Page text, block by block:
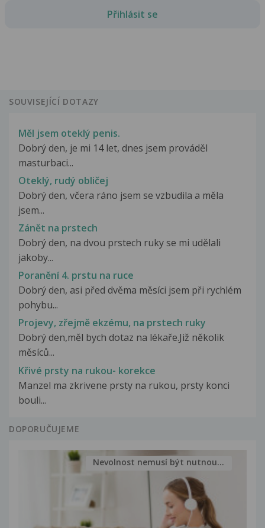
Přihlásit se
SOUVISEJÍCÍ DOTAZY
Měl jsem oteklý penis.
Dobrý den, je mi 14 let, dnes jsem prováděl
masturbaci...
Oteklý, rudý obličej
Dobrý den, včera ráno jsem se vzbudila a měla
jsem...
Zánět na prstech
Dobrý den, na dvou prstech ruky se mi udělali
jakoby...
Poranění 4. prstu na ruce
Dobrý den, asi před dvěma měsíci jsem při rychlém
pohybu...
Projevy, zřejmě ekzému, na prstech ruky
Dobrý den,měl bych dotaz na lékaře.Již několik
měsíců...
Křivé prsty na rukou- korekce
Manzel ma zkrivene prsty na rukou, prsty konci
bouli...
DOPORUČUJEME
Nevolnost nemusí být nutnou...